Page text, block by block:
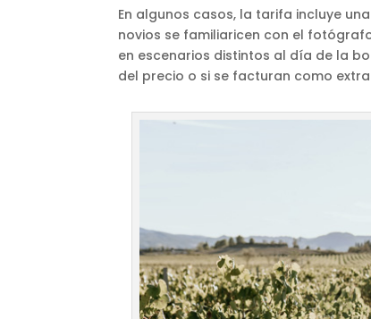
En algunos casos, la tarifa incluye
novios se familiaricen con el
en escenarios distintos al día de la
del precio o si se facturan como